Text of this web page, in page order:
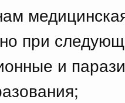
при
и